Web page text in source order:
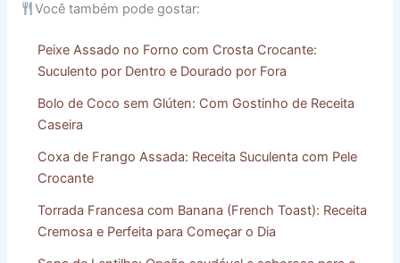
Você também pode gostar:
Peixe Assado no Forno com Crosta Crocante:
Suculento por Dentro e Dourado por Fora
Bolo de Coco sem Glúten: Com Gostinho de Receita
Caseira
Coxa de Frango Assada: Receita Suculenta com Pele
Crocante
Torrada Francesa com Banana (French Toast): Receita
Cremosa e Perfeita para Começar o Dia